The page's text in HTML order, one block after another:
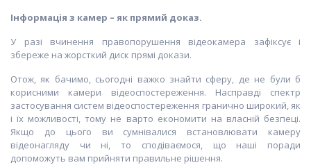
Інформація з камер – як прямий доказ.
У разі вчинення правопорушення відеокамера зафіксує і
збереже на жорсткий диск прямі докази.
Отож, як бачимо, сьогодні важко знайти сферу, де не були б
корисними камери відеоспостереження. Насправді спектр
застосування систем відеоспостереження гранично широкий, як
і їх можливості, тому не варто економити на власній безпеці.
Якщо до цього ви сумнівалися встановлювати камеру
відеонагляду чи ні, то сподіваємося, що наші поради
допоможуть вам прийняти правильне рішення.